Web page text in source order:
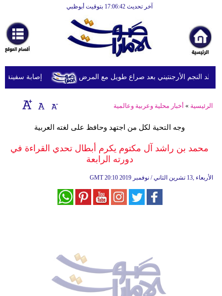
آخر تحديث 17:06:42 بتوقيت أبوظبي
أخبارعاجلة
رياضة
ثقافة
إقتصاد
وموسيقى
أزياء
إصابة سفينة النجم الأرجنتيني بعد صراع طويل مع المرض
الرئيسية » أخبار محلية وعربية وعالمية
وجه التحية لكل من اجتهد وحافظ على لغته العربية
محمد بن راشد آل مكتوم يكرم أبطال تحدي القراءة في
دورته الرابعة
GMT 20:10 2019 الأربعاء ,13 تشرين الثاني / نوفمبر